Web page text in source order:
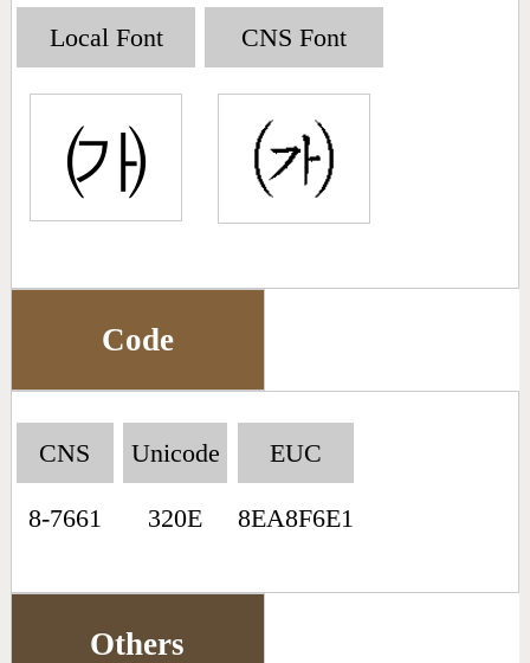
Big5 Query Pinyin Query
Pinyin Word Index
Local Font
㈎
CNS Font
Code
CNS
8-7661
Unicode
320E
EUC
8EA8F6E1
Others